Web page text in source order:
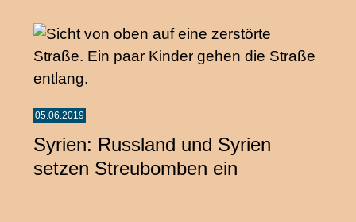
05.06.2019
Syrien: Russland und Syrien
setzen Streubomben ein